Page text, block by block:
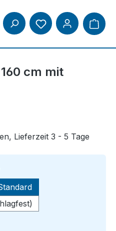
cm mit
Lieferzeit 3 - 5 Tage